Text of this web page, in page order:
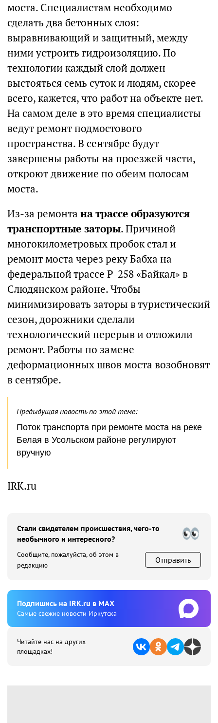
моста. Специалистам необходимо
сделать два бетонных слоя:
выравнивающий и защитный, между
ними устроить гидроизоляцию. По
технологии каждый слой должен
выстояться семь суток и людям, скорее
всего, кажется, что работ на объекте нет.
На самом деле в это время специалисты
ведут ремонт подмостового
пространства. В сентябре будут
завершены работы на проезжей части,
откроют движение по обеим полосам
моста.
Из-за ремонта на трассе образуются
транспортные заторы. Причиной
многокилометровых пробок стал и
ремонт моста через реку Бабха на
федеральной трассе Р-258 «Байкал» в
Слюдянском районе. Чтобы
минимизировать заторы в туристический
сезон, дорожники сделали
технологический перерыв и отложили
ремонт. Работы по замене
деформационных швов моста возобновят
в сентябре.
Предыдущая новость по этой теме:
Поток транспорта при ремонте моста на реке
Белая в Усольском районе регулируют
вручную
IRK.ru
Стали свидетелем происшествия, чего-то
необычного и интересного?
Сообщите, пожалуйста, об этом в
редакцию
Отправить
Подпишиcь на IRK.ru в MAX
Cамые свежие новости Иркутска
Читайте нас на других
площадках!